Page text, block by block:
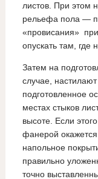
листов. При этом
рельефа пола —
«провисания»
опускать там, где
Затем на
случае,
подготовленное
местах стыков
высоте. Если
фанерой
напольное
правильно
точно